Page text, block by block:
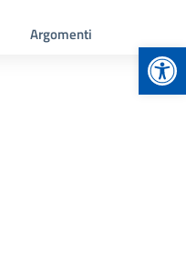
Argomenti